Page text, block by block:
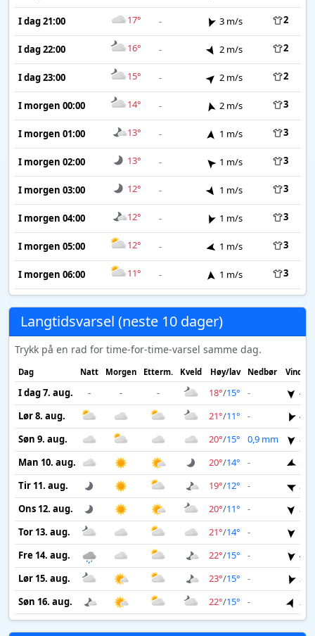
I dag 21:00 17° - 3 m/s 2
I dag 22:00 16° - 2 m/s 2
I dag 23:00 15° - 2 m/s 2
I morgen 00:00 14° - 2 m/s 3
I morgen 01:00 13° - 1 m/s 3
I morgen 02:00 13° - 1 m/s 3
I morgen 03:00 12° - 1 m/s 3
I morgen 04:00 12° - 1 m/s 3
I morgen 05:00 12° - 1 m/s 3
I morgen 06:00 11° - 1 m/s 3
Langtidsvarsel (neste 10 dager)
Trykk på en rad for time-for-time-varsel samme dag.
Dag Natt Morgen Etterm. Kveld Høy/lav Nedbør Vind
I dag 7. aug. - - - 18°/15° -
4
Lør 8. aug.
21°/11° -
4
Søn 9. aug.
20°/15° 0,9 mm
8
Man 10. aug.
20°/14° -
5
Tir 11. aug.
19°/12° -
3
Ons 12. aug.
20°/11° -
3
Tor 13. aug.
21°/14° -
5
Fre 14. aug.
22°/15° -
4
Lør 15. aug.
23°/15° -
2
Søn 16. aug.
22°/15° - 2